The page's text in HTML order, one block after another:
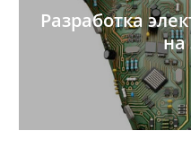
Разработка
на